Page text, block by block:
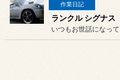
作業日記